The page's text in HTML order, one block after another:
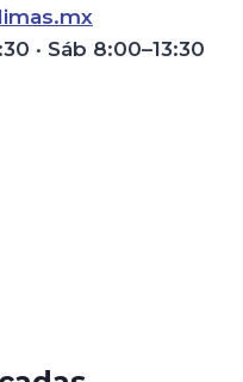
· Sáb 8:00–13:30